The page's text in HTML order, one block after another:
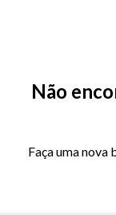
Não
Faça uma nova